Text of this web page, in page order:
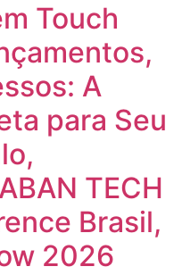
Touch
A
para Seu
TECH
Brasil,
2026